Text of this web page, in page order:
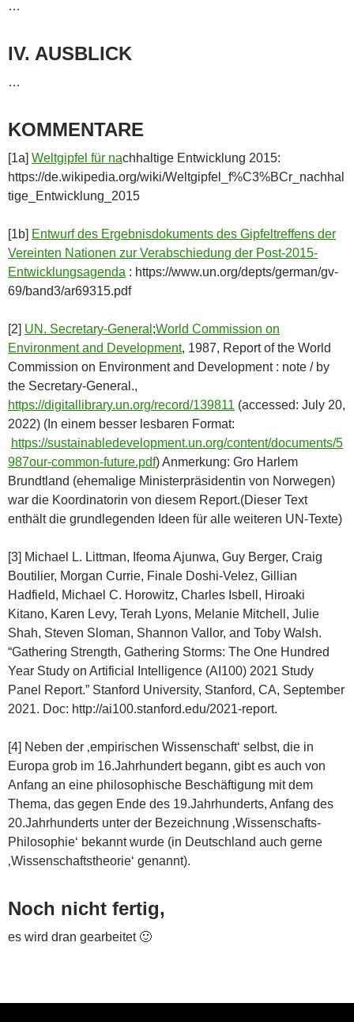
…
IV. AUSBLICK
…
KOMMENTARE
[1a] Weltgipfel für nachhaltige Entwicklung 2015:
https://de.wikipedia.org/wiki/Weltgipfel_f%C3%BCr_nachhal
tige_Entwicklung_2015
[1b] Entwurf des Ergebnisdokuments des Gipfeltreffens der
Vereinten Nationen zur Verabschiedung der Post-2015-
Entwicklungsagenda : https://www.un.org/depts/german/gv-
69/band3/ar69315.pdf
[2] UN. Secretary-General ;World Commission on
Environment and Development, 1987, Report of the World
Commission on Environment and Development : note / by
the Secretary-General.,
https://digitallibrary.un.org/record/139811 (accessed: July 20,
2022) (In einem besser lesbaren Format:
https://sustainabledevelopment.un.org/content/documents/5
987our-common-future.pdf) Anmerkung: Gro Harlem
Brundtland (ehemalige Ministerpräsidentin von Norwegen)
war die Koordinatorin von diesem Report.(Dieser Text
enthält die grundlegenden Ideen für alle weiteren UN-Texte)
[3] Michael L. Littman, Ifeoma Ajunwa, Guy Berger, Craig
Boutilier, Morgan Currie, Finale Doshi-Velez, Gillian
Hadfield, Michael C. Horowitz, Charles Isbell, Hiroaki
Kitano, Karen Levy, Terah Lyons, Melanie Mitchell, Julie
Shah, Steven Sloman, Shannon Vallor, and Toby Walsh.
“Gathering Strength, Gathering Storms: The One Hundred
Year Study on Artificial Intelligence (AI100) 2021 Study
Panel Report.” Stanford University, Stanford, CA, September
2021. Doc: http://ai100.stanford.edu/2021-report.
[4] Neben der ‚empirischen Wissenschaft‘ selbst, die in
Europa grob im 16.Jahrhundert begann, gibt es auch von
Anfang an eine philosophische Beschäftigung mit dem
Thema, das gegen Ende des 19.Jahrhunderts, Anfang des
20.Jahrhunderts unter der Bezeichnung ‚Wissenschafts-
Philosophie‘ bekannt wurde (in Deutschland auch gerne
‚Wissenschaftstheorie‘ genannt).
Noch nicht fertig,
es wird dran gearbeitet 🙂